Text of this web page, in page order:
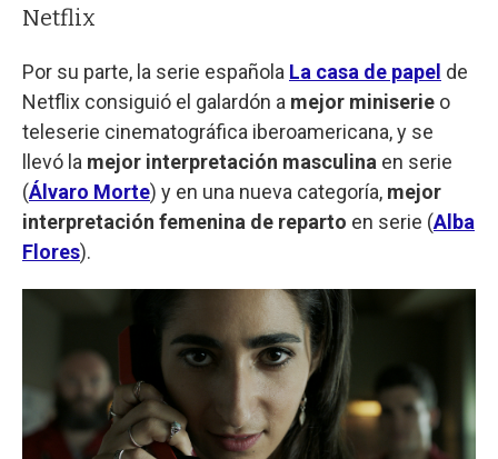
Netflix
Por su parte, la serie española La casa de papel de
Netflix consiguió el galardón a mejor miniserie o
teleserie cinematográfica iberoamericana, y se
llevó la mejor interpretación masculina en serie
(Álvaro Morte) y en una nueva categoría, mejor
interpretación femenina de reparto en serie (Alba
Flores).